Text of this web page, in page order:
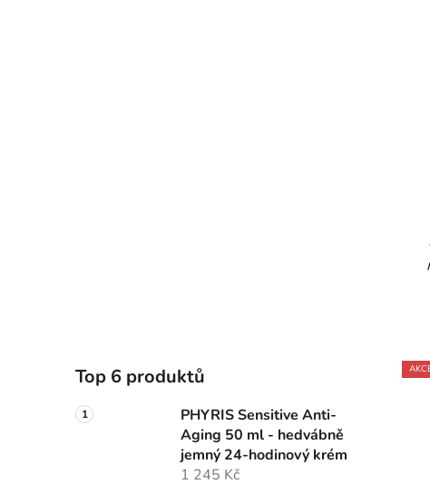
Top 6 produktů
PHYRIS Sensitive Anti-
Aging 50 ml - hedvábně
jemný 24-hodinový krém
1 245 Kč